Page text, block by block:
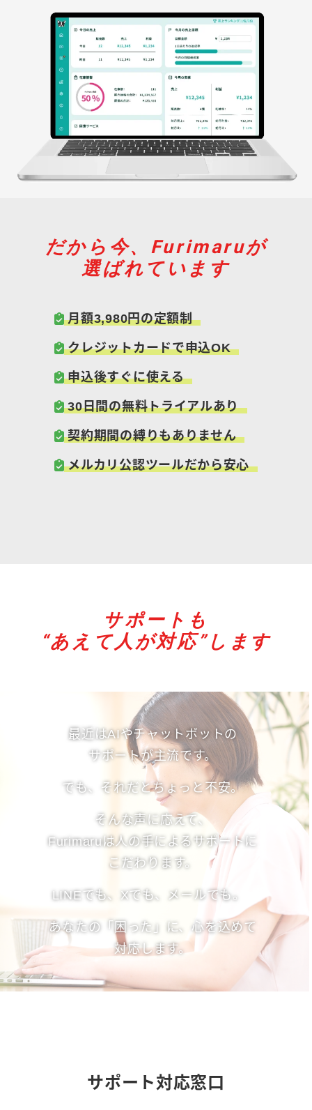
だから今、Furimaruが
選ばれています
月額3,980円の定額制
クレジットカードで申込OK
申込後すぐに使える
30日間の無料トライアルあり
契約期間の縛りもありません
メルカリ公認ツールだから安心
サポートも
“あえて人が対応”します
最近はAIやチャットボットの
サポートが主流です。
でも、それだとちょっと不安。
そんな声に応えて、
Furimaruは人の手によるサポートに
こだわります。
LINEでも、Xでも、メールでも。
あなたの「困った」に、心を込めて
対応します。
サポート対応窓口